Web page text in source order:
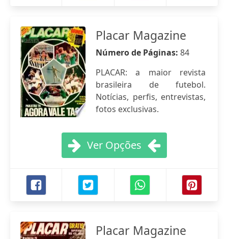
Placar Magazine
Número de Páginas: 84
PLACAR: a maior revista
brasileira de futebol.
Notícias, perfis, entrevistas,
fotos exclusivas.
Ver Opções
Placar Magazine